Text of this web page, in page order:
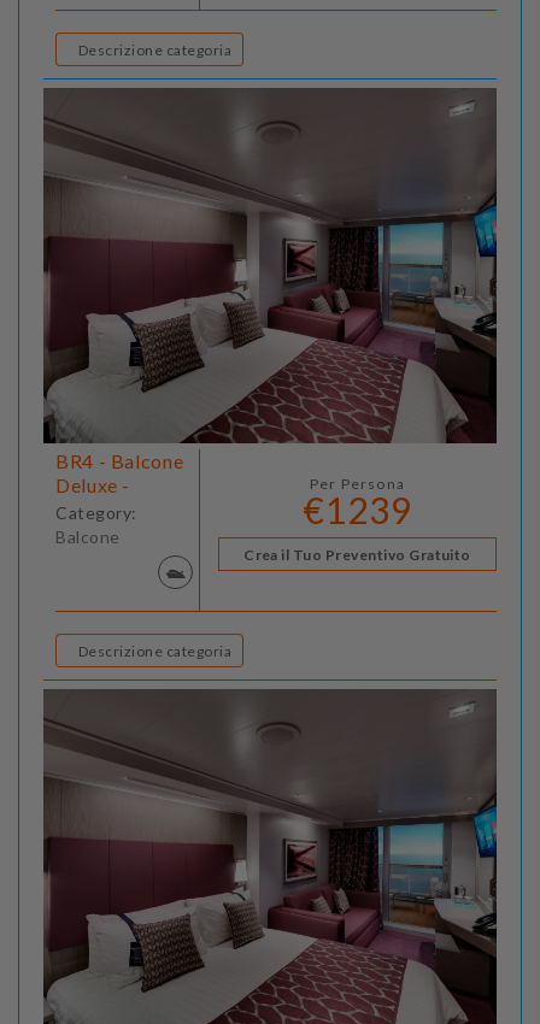
Descrizione categoria
BR4 - Balcone
Deluxe -
Category:
Balcone
Per Persona
€1239
Crea il Tuo Preventivo Gratuito
Descrizione categoria